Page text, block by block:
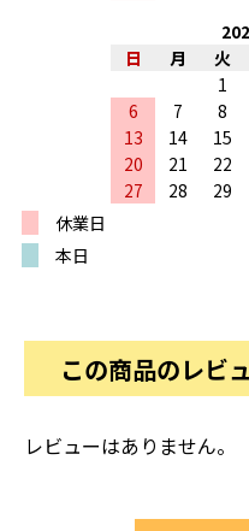
日
月 火
1
6
7 8
13
14 15
20
21 22
27
28 29
休業日
本日
この商品のレビ
レビューはありません。